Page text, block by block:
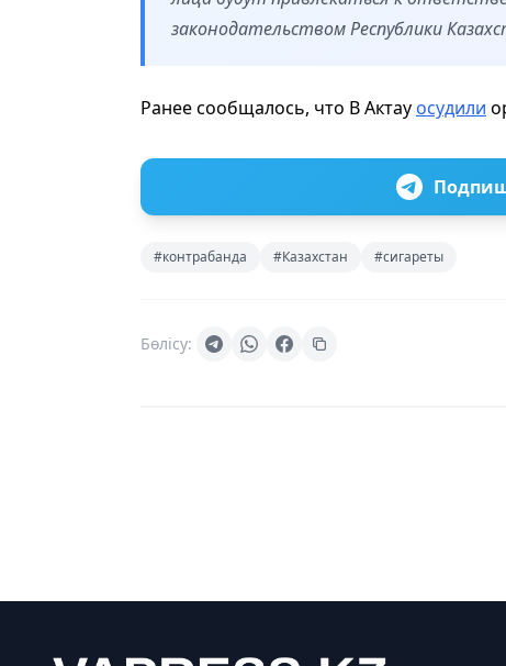
законодательством Республики
Ранее сообщалось, что В Актау осудили
#контрабанда #Казахстан #сигареты
Бөлісу: